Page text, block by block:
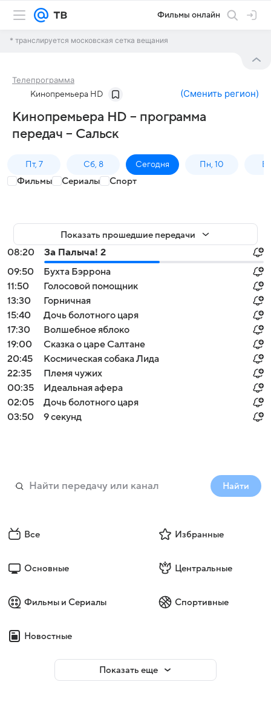
Фильмы онлайн
* транслируется московская сетка вещания
Телепрограмма
Кинопремьера HD (Сменить регион)
Кинопремьера HD – программа
передач – Сальск
Пт, 7 Сб, 8 Сегодня Пн, 10
Фильмы Сериалы Спорт
Показать прошедшие передачи
08:20
За Палыча! 2
09:50
Бухта Бэррона
11:50
Голосовой помощник
13:30
Горничная
15:40
Дочь болотного царя
17:30
Волшебное яблоко
19:00
Сказка о царе Салтане
20:45
Космическая собака Лида
22:35
Племя чужих
00:35
Идеальная афера
02:05
Дочь болотного царя
03:50
9 секунд
Найти
Все Избранные
Основные Центральные
Фильмы и Сериалы Спортивные
Новостные
Показать еще